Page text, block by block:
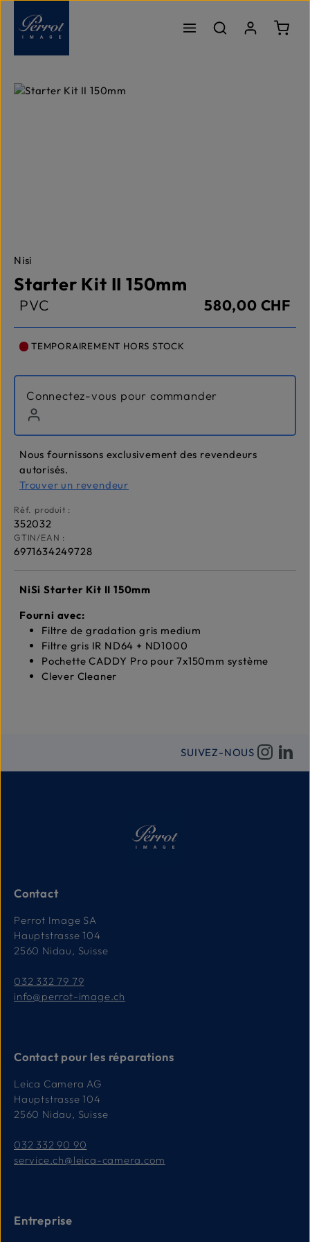
Passer au contenu principal
Le
Ignorer la galerie d'images
Nisi
Starter Kit II 150mm
PVC 580,00 CHF
TEMPORAIREMENT HORS STOCK
Connectez-vous pour commander
Nous fournissons exclusivement des revendeurs
autorisés.
Trouver un revendeur
Réf. produit :
352032
GTIN/EAN :
6971634249728
NiSi Starter Kit II 150mm
Fourni avec:
Filtre de gradation gris medium
Filtre gris IR ND64 + ND1000
Pochette CADDY Pro pour 7x150mm système
Clever Cleaner
SUIVEZ-NOUS
Contact
Perrot Image SA
Hauptstrasse 104
2560 Nidau, Suisse
032 332 79 79
info@perrot-image.ch
Contact pour les réparations
Leica Camera AG
Hauptstrasse 104
2560 Nidau, Suisse
032 332 90 90
service.ch@leica-camera.com
Entreprise